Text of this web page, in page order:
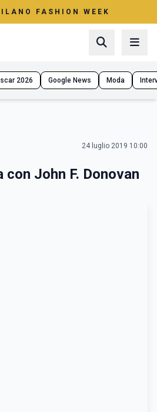
FASHION WEEK
2026 Google News Moda
24 luglio 2019 10:00
con John F. Donovan